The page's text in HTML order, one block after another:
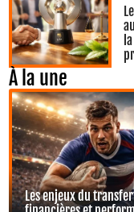
À la une
Les enjeux du